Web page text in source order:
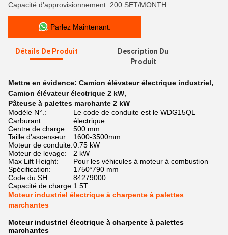
Capacité d'approvisionnement: 200 SET/MONTH
Parlez Maintenant.
Détails De Produit
Description Du
Produit
Mettre en évidence: Camion élévateur électrique industriel,
Camion élévateur électrique 2 kW,
Pâteuse à palettes marchante 2 kW
Modèle N°.:
Le code de conduite est le WDG15QL
Carburant:
électrique
Centre de charge:
500 mm
Taille d'ascenseur:
1600-3500mm
Moteur de conduite:0.75 kW
Moteur de levage:
2 kW
Max Lift Height:
Pour les véhicules à moteur à combustion
Spécification:
1750*790 mm
Code du SH:
84279000
Capacité de charge:1.5T
Moteur industriel électrique à charpente à palettes
marchantes
Moteur industriel électrique à charpente à palettes
marchantes